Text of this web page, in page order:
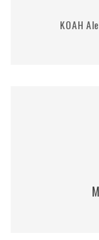
KOAH